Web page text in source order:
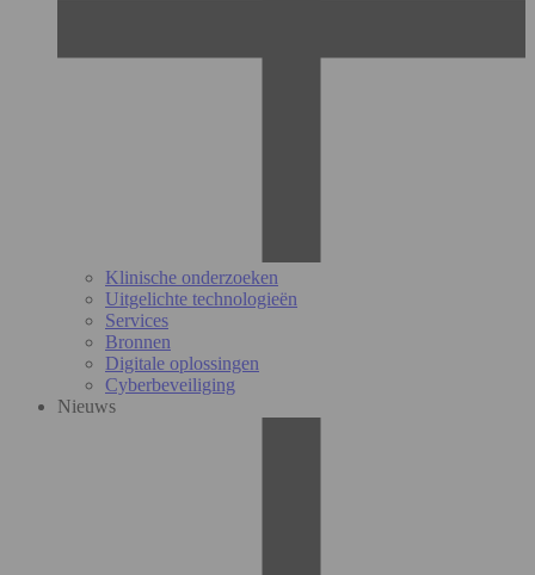
Klinische onderzoeken
Uitgelichte technologieën
Services
Bronnen
Digitale oplossingen
Cyberbeveiliging
Nieuws